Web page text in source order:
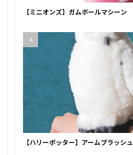
【ミニオンズ】ガムボールマシーン
【ハリーポッター】アームプラッシュ